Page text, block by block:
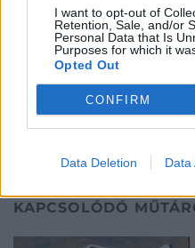
I want to opt-out of
Retention, Sale, and/or
Personal Data that Is
Purposes for which it
Opted Out
CONFIRM
Data Deletion Data
eladni, vagy venni kívánók
GALÉRIA TOVÁBBI
KAPCSOLÓDÓ